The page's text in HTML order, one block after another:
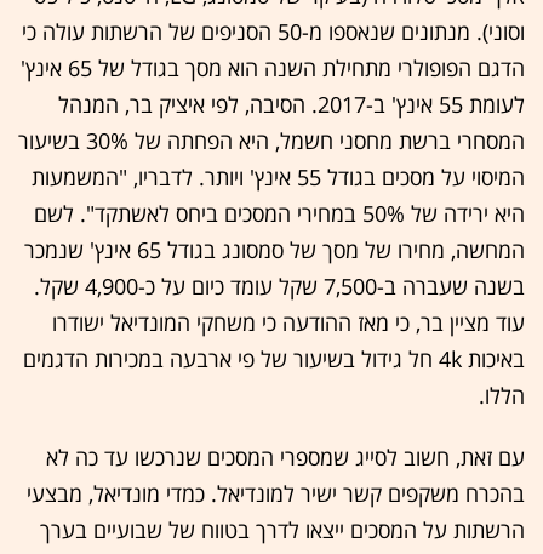
וסוני). מנתונים שנאספו מ-50 הסניפים של הרשתות עולה כי
הדגם הפופולרי מתחילת השנה הוא מסך בגודל של 65 אינץ'
לעומת 55 אינץ' ב-2017. הסיבה, לפי איציק בר, המנהל
המסחרי ברשת מחסני חשמל, היא הפחתה של 30% בשיעור
המיסוי על מסכים בגודל 55 אינץ' ויותר. לדבריו, "המשמעות
היא ירידה של 50% במחירי המסכים ביחס לאשתקד". לשם
המחשה, מחירו של מסך של סמסונג בגודל 65 אינץ' שנמכר
בשנה שעברה ב-7,500 שקל עומד כיום על כ-4,900 שקל.
עוד מציין בר, כי מאז ההודעה כי משחקי המונדיאל ישודרו
באיכות 4k חל גידול בשיעור של פי ארבעה במכירות הדגמים
הללו.
עם זאת, חשוב לסייג שמספרי המסכים שנרכשו עד כה לא
בהכרח משקפים קשר ישיר למונדיאל. כמדי מונדיאל, מבצעי
הרשתות על המסכים ייצאו לדרך בטווח של שבועיים בערך